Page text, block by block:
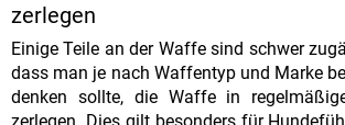
zerlegen
Einige Teile an der Waffe sind schwer
dass man je nach Waffentyp und Marke
denken sollte, die Waffe in